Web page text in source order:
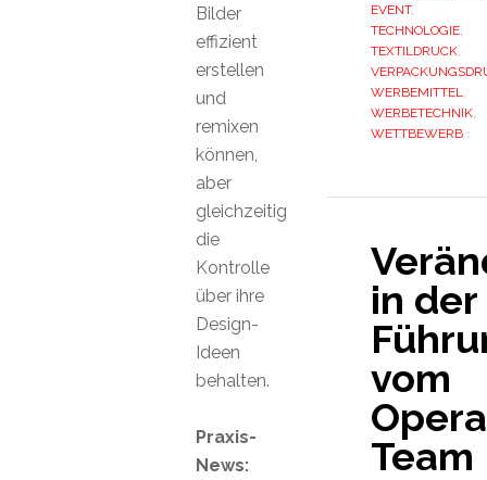
EVENT,
TECHNOLOGIE,
TEXTILDRUCK,
WERBEMITTEL
WERBETECHNIK,
WETTBEWERB
in der
vom
Team
Bilder
effizient
erstellen
und
remixen
können,
aber
gleichzeitig
die
Kontrolle
über ihre
Design-
Ideen
behalten.
Praxis-
News: